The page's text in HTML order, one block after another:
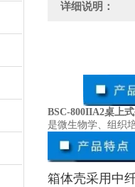
详细说明：
BSC-800IIA2桌上
是微生物学、组织
箱体壳采用中